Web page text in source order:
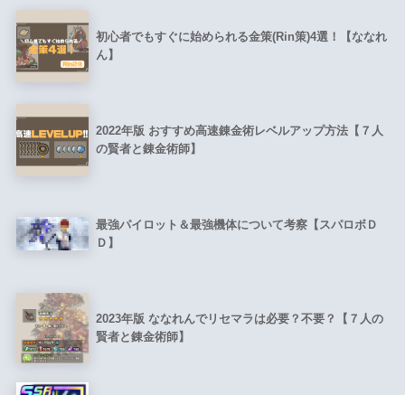
初心者でもすぐに始められる金策(Rin策)4選！【ななれ
ん】
2022年版 おすすめ高速錬金術レベルアップ方法【７人
の賢者と錬金術師】
最強パイロット＆最強機体について考察【スパロボＤ
Ｄ】
2023年版 ななれんでリセマラは必要？不要？【７人の
賢者と錬金術師】